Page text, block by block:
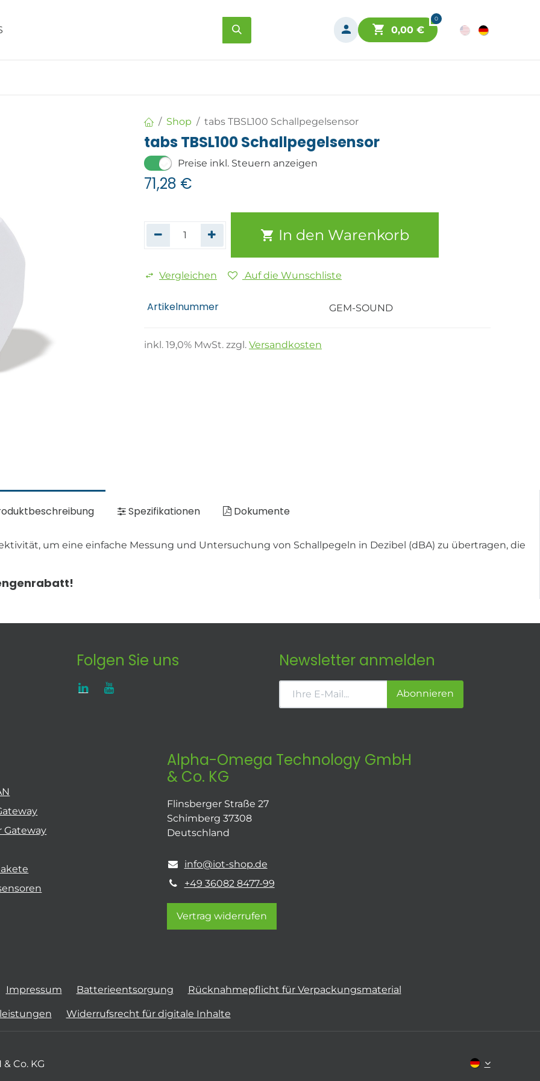
0
0,00€
Shop tabs TBSL100 Schallpegelsensor
tabs TBSL100 Schallpegelsensor
Preise inkl. Steuern anzeigen
71,28 €
In den Warenkorb
Vergleichen Auf die Wunschliste
Artikelnummer GEM-SOUND
inkl. 19,0% MwSt. zzgl. Versandkosten
Spezifikationen Dokumente
um eine einfache Messung und Untersuchung von Schallpegeln in Dezibel (dBA) zu übertragen, die
Folgen Sie uns Newsletter anmelden
Abonnieren
Gateway
Alpha-Omega Technology GmbH
& Co. KG
Flinsberger Straße 27
Schimberg 37308
Deutschland
info@iot-shop.de
+49 36082 8477-99
Vertrag widerrufen
Impressum Batterieentsorgung Rücknahmepflicht für Verpackungsmaterial
Widerrufsrecht für digitale Inhalte
Co. KG